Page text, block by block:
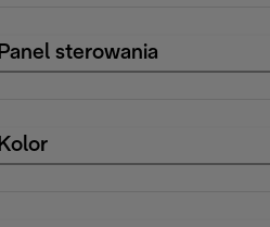
Panel sterowania
Kolor